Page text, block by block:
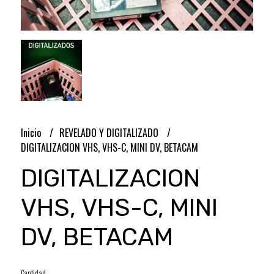
Inicio
REVELADO Y DIGITALIZADO
DIGITALIZACION VHS, VHS-C, MINI DV, BETACAM
DIGITALIZACION
VHS, VHS-C, MINI
DV, BETACAM